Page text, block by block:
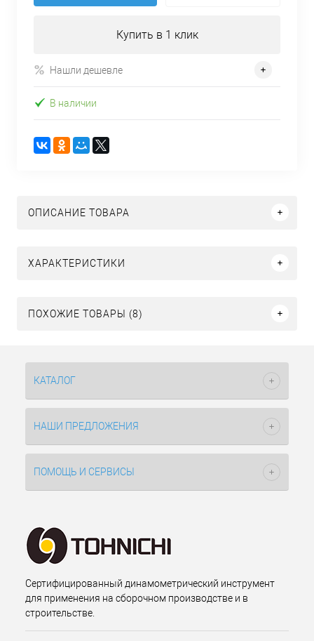
Купить в 1 клик
Нашли дешевле
В наличии
ОПИСАНИЕ ТОВАРА
ХАРАКТЕРИСТИКИ
ПОХОЖИЕ ТОВАРЫ (8)
КАТАЛОГ
НАШИ ПРЕДЛОЖЕНИЯ
ПОМОЩЬ И СЕРВИСЫ
Сертифицированный динамометрический инструмент
для применения на сборочном производстве и в
строительстве.